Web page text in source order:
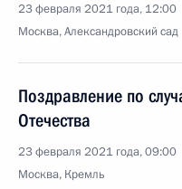
23 февраля 2021 года, 12:00
Москва, Александровский сад
Поздравление по
Отечества
23 февраля 2021 года, 09:00
Москва, Кремль